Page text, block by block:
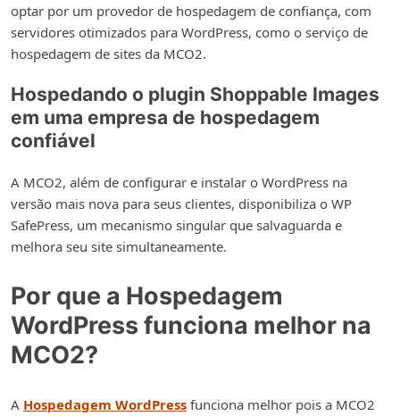
optar por um provedor de hospedagem de confiança, com
servidores otimizados para WordPress, como o serviço de
hospedagem de sites da MCO2.
Hospedando o plugin Shoppable Images
em uma empresa de hospedagem
confiável
A MCO2, além de configurar e instalar o WordPress na
versão mais nova para seus clientes, disponibiliza o WP
SafePress, um mecanismo singular que salvaguarda e
melhora seu site simultaneamente.
Por que a Hospedagem
WordPress funciona melhor na
MCO2?
A Hospedagem WordPress funciona melhor pois a MCO2